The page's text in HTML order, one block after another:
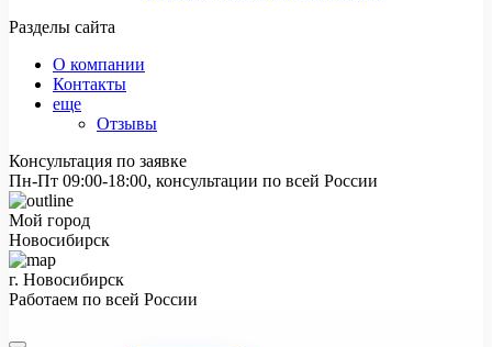
Разделы сайта
О компании
Контакты
еще
Отзывы
Консультация по заявке
Пн-Пт 09:00-18:00, консультации по всей России
Мой город
Новосибирск
г. Новосибирск
Работаем по всей России